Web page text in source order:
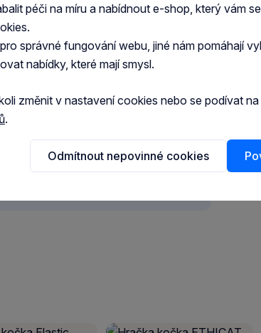
péči na míru a nabídnout e-shop, který vám
správné fungování webu, jiné nám pomáhají
nabídky, které mají smysl.
změnit v nastavení cookies nebo se podívat na
.
Odmítnout nepovinné cookies